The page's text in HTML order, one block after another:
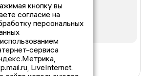
кнопку вы
согласие на
персональных
сервиса
LiveInternet.